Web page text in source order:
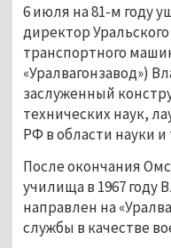
6 июля на 81-м году
директор
транспортного
«Уралвагонзавод»)
заслуженный
технических наук,
РФ в области науки и
После окончания
училища в 1967 году
направлен на
службы в качестве